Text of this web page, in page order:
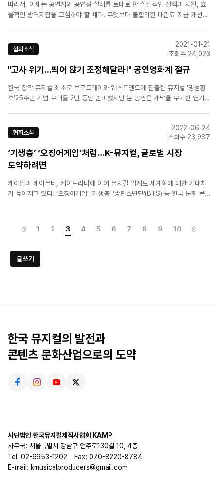
따라서, 이제는 공연계와 공연장 실태를 토대로 한 실질적인 정책과 지원, 효
율적인 방역지침을 고심해야 할 때다. 무엇보다 불합리한 대관료 지급 개선
협회소식
2021-01-21
조회수 24,023
"고사 위기...띄어 앉기 조정해달라!" 공연영화계 절규
한국 창작 뮤지컬 최초로 브로드웨이와 웨스트엔드에 진출한 뮤지컬 '명성황
후'25주년 기념 무대를 2년 동안 준비했지만 본 공연은 개막을 무기한 연기했
기'로는 공연을 지속하기 어렵다는 겁니다...
협회소식
2022-06-24
조회수 23,987
‘기생충’ ‘오징어게임’처럼…K-뮤지컬, 글로벌 시장
도약하려면
케이팝과 케이무비, 케이드라마에 이어 뮤지컬 업계도 세계화에 대한 기대치
가 높아지고 있다. ‘오징어게임’ ‘기생충’ ‘방탄소년단’(BTS) 등 한국 문화 콘
1 2 3 4 5 6 7 8 9 10
글쓰기
한국 뮤지컬의 발전과
콘텐츠 문화산업으로의 도약
사단법인 한국뮤지컬제작사협회 KAMP
사무국: 서울특별시 강남구 언주로130길 10, 4층
Tel: 02-6953-1202
Fax: 070-8220-8784
E-mail: kmusicalproducers@gmail.com